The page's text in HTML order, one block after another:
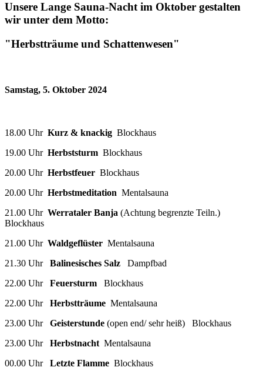
Unsere Lange Sauna-Nacht im Oktober gestalten
wir unter dem Motto:
"Herbstträume und Schattenwesen"
Samstag, 5. Oktober 2024
18.00 Uhr Kurz & knackig Blockhaus
19.00 Uhr Herbststurm Blockhaus
20.00 UhrHerbstfeuer Blockhaus
20.00 Uhr Herbstmeditation Mentalsauna
21.00 Uhr Werrataler Banja (Achtung begrenzte Teiln.)
Blockhaus
21.00 UhrWaldgeflüster Mentalsauna
21.30 UhrBalinesisches Salz Dampfbad
22.00 Uhr Feuersturm Blockhaus
22.00 UhrHerbstträume Mentalsauna
23.00 Uhr Geisterstunde (open end/ sehr heiß) Blockhaus
23.00 Uhr Herbstnacht Mentalsauna
00.00 Uhr Letzte Flamme Blockhaus